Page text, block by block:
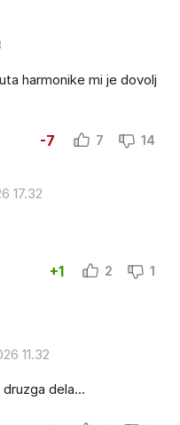
harmonike mi je dovolj
-7 7 14
17.32
+1 2 1
11.32
dela...